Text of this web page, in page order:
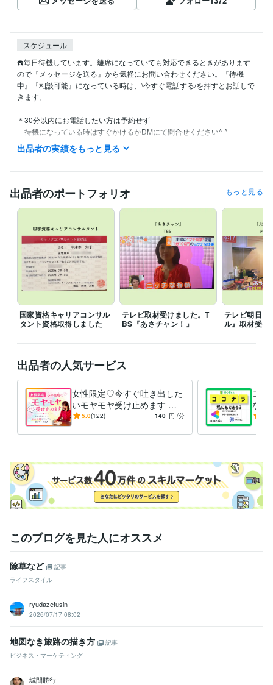
スケジュール
☎️毎日待機しています。離席になっていても対応できるときがあります
ので『メッセージを送る』から気軽にお問い合わせください。『待機
中』『相談可能』になっている時は、\今すぐ電話する/を押すとお話しで
きます。
＊30分以内にお電話したい方は予約せず
待機になっている時はすぐかけるかDMにて問合せください^ ^
＊待機途中離席、ビデオチャットコンサル等入ることもあります
☼+:;;;;:+☼+:;;;;:+☼+:;;;;:+☼+:;;;;:+☼+:;;;;:+☼+:;;;;:+☼+:;;;;:+☼+:;;;;:+☼+:;;;;:+
かな？の不安解消します』 のサービスをお勧めします。わからない時な
どはダイレクトメッセージにてお気軽に問合せください^ ^
⭐︎ココナラコンサルお申込・お問い合わせいつでも受付ています。
ありがとうございます♪
経験職種
マーケティング / 広告・宣伝・プロモーション 経験年数 : 3年
事務・ビジネスサポート / 秘書 経験年数 : 7年
ライフスタイル・その他 / 占い師 経験年数 : 3年
ライフスタイル・その他 / カウンセラー・コーチ 経験年数 : 6年
ライフスタイル・その他 / キャリア・資格アドバイザー
経験年数 : 1
年
受賞歴
TBS  あさチャンにてガッチリ稼ぐ副業主婦に出演
20.2　主婦力が仕事になる時代に掲載
ロナで注目新感覚の内職 日経　クロストレンド ベネッセ『サンキ
ュ！』2020.6あと1万円稼ぐ！に掲載 日テレ『スッキリ』スキルシェ
フジテレビ『めざまし8』在宅ワーク ベネッセ『サンキュ！』20
21.6お家で好きなことをして稼ぐ
文春オンライン（yahooニュー
ス） ココナラ創業者南氏とパネルディスカッション
フジテレビ『か
まいたちの小金もちになりたいTV』電話相談主婦 ベネッセ『サンキ
資格・検定
栄養士 取得年 : 1990年
秘書技能検定 取得年 : 1991年
ビジネス・クリエイティブツール
Google ドキュメント:8年
Canva:5年弥生会計:2年
ビジネス代行・事務代行
コナラ教えたい人にコンサルします
ココナラ 副業
主婦 副業 ココナラ 電話相談
悩み相談・カウンセリング
出品者の実績をもっと見る
出品者のポートフォリオ もっと見る
国家資格キャリアコンサル
タント資格取得しました
テレビ取材受けました。T
BS『あさチャン！』
テレビ朝日『
ル』取材受け
出品者の人気サービス
女性限定♡今すぐ吐き出した
いモヤモヤ受け止めます 否
定せず優しく寄り添います♪
に余白
5.0(122) 140 円 /分
ココ
な？
「売
ます
このブログを見た人にオススメ
除草など
記事
ライフスタイル
ryudazetusin
2026/07/17 08:02
地図なき旅路の描き方
記事
ビジネス・マーケティング
城間勝行